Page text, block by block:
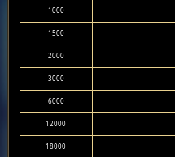
1000
1500
2000
3000
6000
12000
18000